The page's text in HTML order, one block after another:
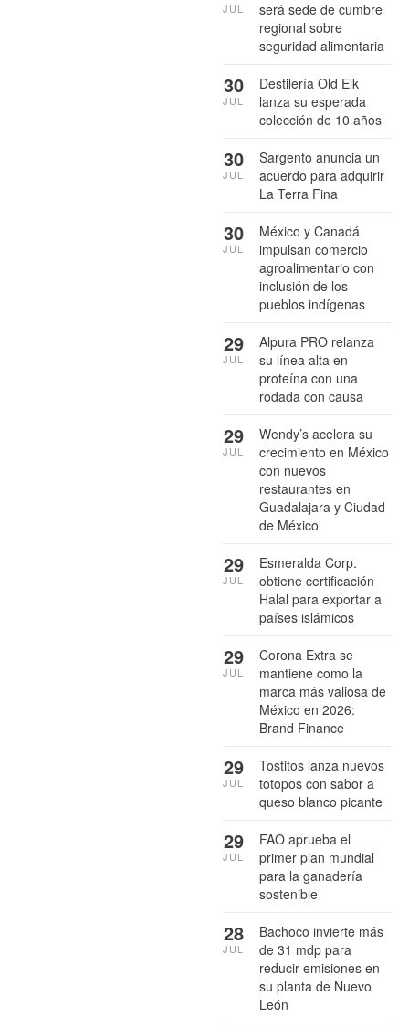
será sede de cumbre
regional sobre
seguridad alimentaria
JUL
Destilería Old Elk
lanza su esperada
colección de 10 años
30
JUL
Sargento anuncia un
acuerdo para adquirir
La Terra Fina
30
JUL
México y Canadá
impulsan comercio
agroalimentario con
inclusión de los
pueblos indígenas
30
JUL
Alpura PRO relanza
su línea alta en
proteína con una
rodada con causa
29
JUL
Wendy’s acelera su
crecimiento en México
con nuevos
restaurantes en
Guadalajara y Ciudad
de México
29
JUL
Esmeralda Corp.
obtiene certificación
Halal para exportar a
países islámicos
29
JUL
Corona Extra se
mantiene como la
marca más valiosa de
México en 2026:
Brand Finance
29
JUL
Tostitos lanza nuevos
totopos con sabor a
queso blanco picante
29
JUL
FAO aprueba el
primer plan mundial
para la ganadería
sostenible
29
JUL
Bachoco invierte más
de 31 mdp para
reducir emisiones en
su planta de Nuevo
León
28
JUL